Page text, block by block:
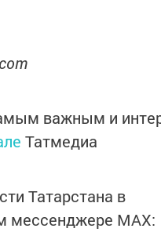
важным и
Татмедиа
Татарстана в
мессенджере MАХ: